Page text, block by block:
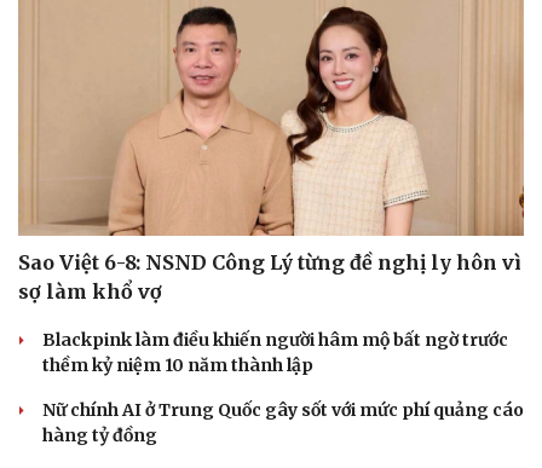
Sao Việt 6-8: NSND Công Lý từng đề nghị ly hôn vì
sợ làm khổ vợ
Blackpink làm điều khiến người hâm mộ bất ngờ trước
thềm kỷ niệm 10 năm thành lập
Nữ chính AI ở Trung Quốc gây sốt với mức phí quảng cáo
hàng tỷ đồng